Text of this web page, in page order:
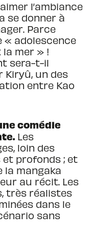
l’ambiance
se donner à
Parce
« adolescence
la mer » !
sera-t-il
Kiryû, un des
entre Kao
comédie
Les
loin des
profonds ; et
mangaka
au récit. Les
très réalistes
dans le
sans